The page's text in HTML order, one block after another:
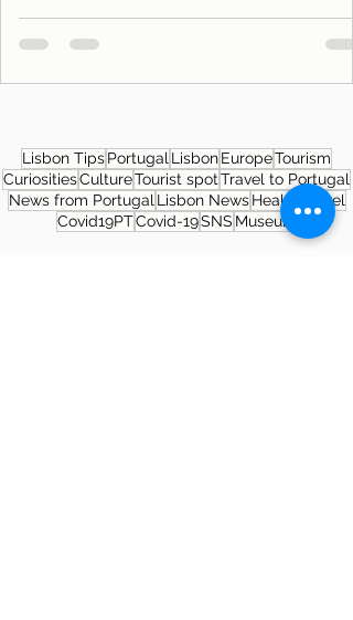
Lisbon TipsPortugal LisbonEuropeTourism
CuriositiesCultureTourist spotTravel to Portugal
News from Portugal Lisbon News Health
Travel
Covid19PTCovid-19SNS Museum